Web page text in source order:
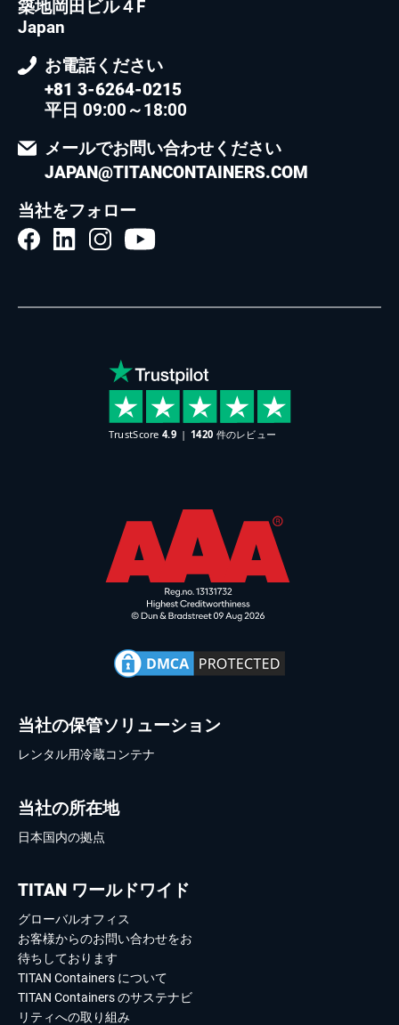
築地岡田ビル４F
Japan
お電話ください
+81 3-6264-0215
平日 09:00～18:00
メールでお問い合わせください
JAPAN@TITANCONTAINERS.COM
当社をフォロー
当社の保管ソリューション
レンタル用冷蔵コンテナ
当社の所在地
日本国内の拠点
TITAN ワールドワイド
グローバルオフィス
お客様からのお問い合わせをお
待ちしております
TITAN Containers について
TITAN Containers のサステナビ
リティへの取り組み